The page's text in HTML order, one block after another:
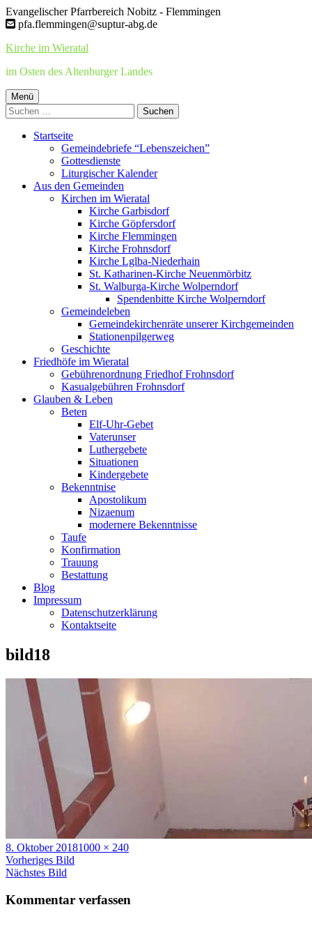
Springe
zum
Evangelischer Pfarrbereich Nobitz - Flemmingen
pfa.flemmingen@suptur-abg.de
Kirche im Wieratal
im Osten des Altenburger Landes
Primäres
Menü
Menü
Suchen
nach:
Startseite
Gemeindebriefe “Lebenszeichen”
Gottesdienste
Liturgischer Kalender
Aus den Gemeinden
Kirchen im Wieratal
Kirche Garbisdorf
Kirche Göpfersdorf
Kirche Flemmingen
Kirche Frohnsdorf
Kirche Lglba-Niederhain
St. Katharinen-Kirche Neuenmörbitz
St. Walburga-Kirche Wolperndorf
Spendenbitte Kirche Wolperndorf
Gemeindeleben
Gemeindekirchenräte unserer Kirchgemeinden
Stationenpilgerweg
Geschichte
Friedhöfe im Wieratal
Gebührenordnung Friedhof Frohnsdorf
Kasualgebühren Frohnsdorf
Glauben & Leben
Beten
Elf-Uhr-Gebet
Vaterunser
Luthergebete
Situationen
Kindergebete
Bekenntnise
Apostolikum
Nizaenum
modernere Bekenntnisse
Taufe
Konfirmation
Trauung
Bestattung
Blog
Impressum
Datenschutzerklärung
Kontaktseite
bild18
Veröffentlicht
am
8. Oktober 2018Volle
1000 × 240
Vorheriges Bild
Nächstes Bild
Kommentar verfassen